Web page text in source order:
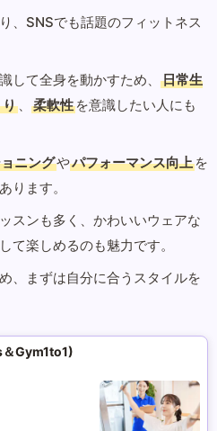
、SNSでも話題のフィットネス
して全身を動かすため、
日常生
、 柔軟性 を意識したい人にも
ニングやパフォーマンス向上 を
ります。
スンも多く、かわいいウェアな
て楽しめるのも魅力です。
、まずは自分に合うスタイルを
Gym1to1)